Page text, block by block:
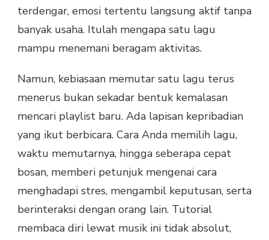
terdengar, emosi tertentu langsung aktif tanpa
banyak usaha. Itulah mengapa satu lagu
mampu menemani beragam aktivitas.
Namun, kebiasaan memutar satu lagu terus
menerus bukan sekadar bentuk kemalasan
mencari playlist baru. Ada lapisan kepribadian
yang ikut berbicara. Cara Anda memilih lagu,
waktu memutarnya, hingga seberapa cepat
bosan, memberi petunjuk mengenai cara
menghadapi stres, mengambil keputusan, serta
berinteraksi dengan orang lain. Tutorial
membaca diri lewat musik ini tidak absolut,